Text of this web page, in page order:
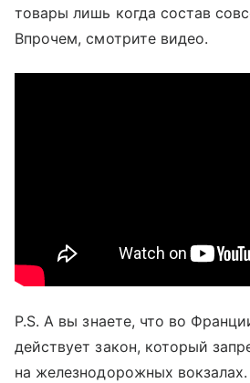
товары лишь когда состав
Впрочем, смотрите видео.
P.S. А вы знаете, что во
действует закон, который
на железнодорожных